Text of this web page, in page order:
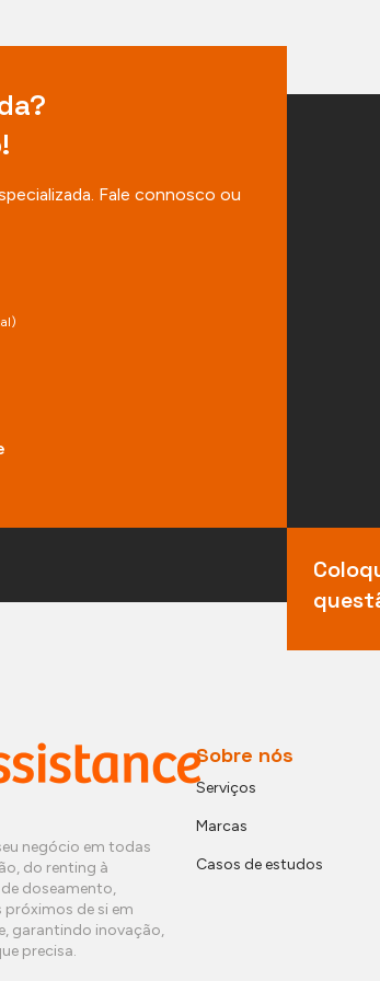
Fale connosco ou
negócio em todas
do renting à
doseamento,
próximos de si em
garantindo inovação,
precisa.
Sobre nós
Serviços
Marcas
Casos de estudos